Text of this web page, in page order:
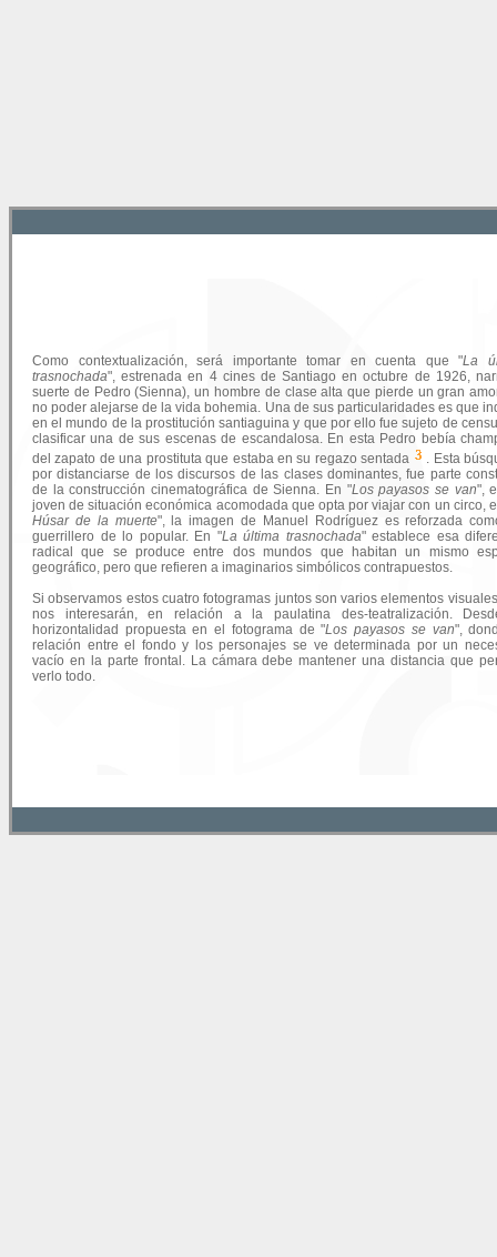
Como contextualización, será importante tomar en cuenta que "La
trasnochada", estrenada en 4 cines de Santiago en octubre de 1926,
suerte de Pedro (Sienna), un hombre de clase alta que pierde un gran
no poder alejarse de la vida bohemia. Una de sus particularidades es que
en el mundo de la prostitución santiaguina y que por ello fue sujeto de
clasificar una de sus escenas de escandalosa. En esta Pedro bebía
del zapato de una prostituta que estaba en su regazo sentada
. Esta
por distanciarse de los discursos de las clases dominantes, fue parte
de la construcción cinematográfica de Sienna. En "Los payasos se van",
joven de situación económica acomodada que opta por viajar con un circo,
Húsar de la muerte", la imagen de Manuel Rodríguez es reforzada
guerrillero de lo popular. En "La última trasnochada" establece esa
radical que se produce entre dos mundos que habitan un mismo
geográfico, pero que refieren a imaginarios simbólicos contrapuestos.
Si observamos estos cuatro fotogramas juntos son varios elementos
nos interesarán, en relación a la paulatina des-teatralización.
horizontalidad propuesta en el fotograma de "Los payasos se van",
relación entre el fondo y los personajes se ve determinada por un
vacío en la parte frontal. La cámara debe mantener una distancia que
verlo todo.